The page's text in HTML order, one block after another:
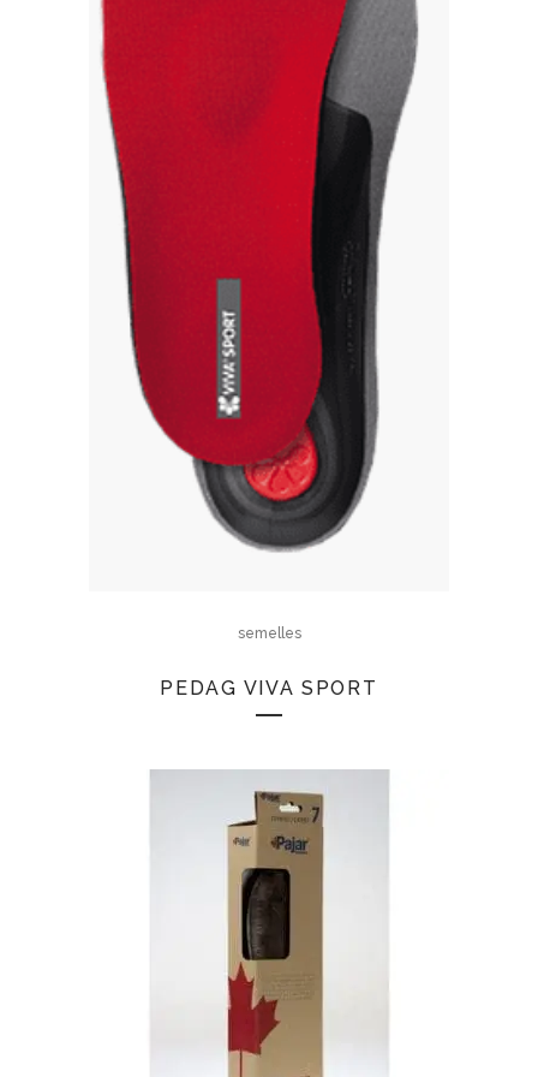
semelles
PEDAG VIVA SPORT